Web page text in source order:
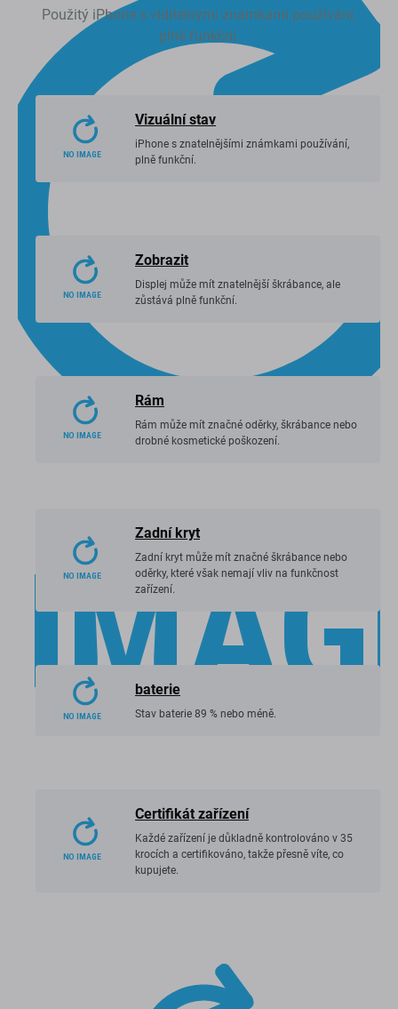
Použitý iPhone s viditelnými známkami používání,
plně funkční.
Vizuální stav
iPhone s znatelnějšími známkami používání,
plně funkční.
Zobrazit
Displej může mít znatelnější škrábance, ale
zůstává plně funkční.
Rám
Rám může mít značné oděrky, škrábance nebo
drobné kosmetické poškození.
Zadní kryt
Zadní kryt může mít značné škrábance nebo
oděrky, které však nemají vliv na funkčnost
zařízení.
baterie
Stav baterie 89 % nebo méně.
Certifikát zařízení
Každé zařízení je důkladně kontrolováno v 35
krocích a certifikováno, takže přesně víte, co
kupujete.